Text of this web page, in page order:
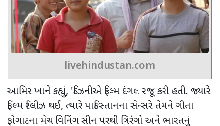
livehindustan.com
આમિર ખાને કહ્યું, 'ડિઝનીએ ફિલ્મ દંગલ રજૂ કરી હતી. જ્યારે
ફિલ્મ રિલીઝ થઈ, ત્યારે પાકિસ્તાનના સેન્સરે તેમને ગીતા
ફોગાટના મેચ વિનિંગ સીન પરથી ત્રિરંગો અને ભારતનું